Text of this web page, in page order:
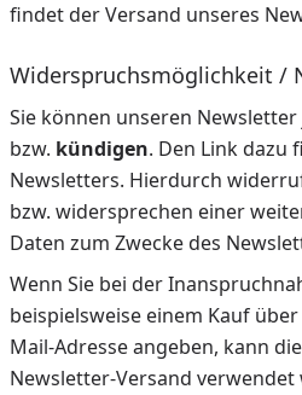
findet der Versand unseres
Widerspruchsmöglichkeit /
Sie können unseren
bzw. kündigen. Den Link dazu
Newsletters. Hierdurch
bzw. widersprechen einer
Daten zum Zwecke des
Wenn Sie bei der
beispielsweise einem Kauf
Mail-Adresse angeben, kann
Newsletter-Versand